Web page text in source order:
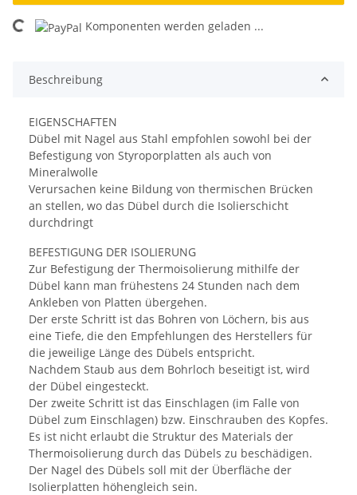
Komponenten werden geladen ...
Beschreibung
EIGENSCHAFTEN
Dübel mit Nagel aus Stahl empfohlen sowohl bei der
Befestigung von Styroporplatten als auch von
Mineralwolle
Verursachen keine Bildung von thermischen Brücken
an stellen, wo das Dübel durch die Isolierschicht
durchdringt
BEFESTIGUNG DER ISOLIERUNG
Zur Befestigung der Thermoisolierung mithilfe der
Dübel kann man frühestens 24 Stunden nach dem
Ankleben von Platten übergehen.
Der erste Schritt ist das Bohren von Löchern, bis aus
eine Tiefe, die den Empfehlungen des Herstellers für
die jeweilige Länge des Dübels entspricht.
Nachdem Staub aus dem Bohrloch beseitigt ist, wird
der Dübel eingesteckt.
Der zweite Schritt ist das Einschlagen (im Falle von
Dübel zum Einschlagen) bzw. Einschrauben des Kopfes.
Es ist nicht erlaubt die Struktur des Materials der
Thermoisolierung durch das Dübels zu beschädigen.
Der Nagel des Dübels soll mit der Überfläche der
Isolierplatten höhengleich sein.